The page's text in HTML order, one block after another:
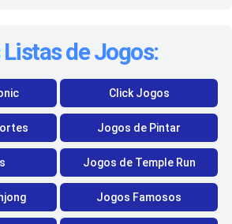
de Jogos:
Click Jogos
Jogos de Pintar
Jogos de Temple Run
Jogos Famosos